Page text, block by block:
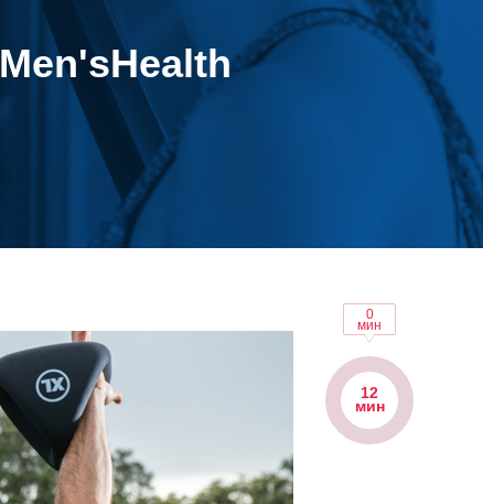
0
мин
12
мин